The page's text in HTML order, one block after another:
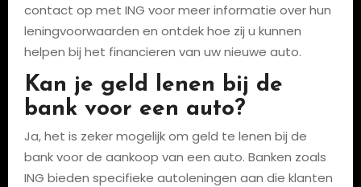
contact op met ING voor meer informatie over hun
leningvoorwaarden en ontdek hoe zij u kunnen
helpen bij het financieren van uw nieuwe auto.
Kan je geld lenen bij de
bank voor een auto?
Ja, het is zeker mogelijk om geld te lenen bij de
bank voor de aankoop van een auto. Banken zoals
ING bieden specifieke autoleningen aan die klanten